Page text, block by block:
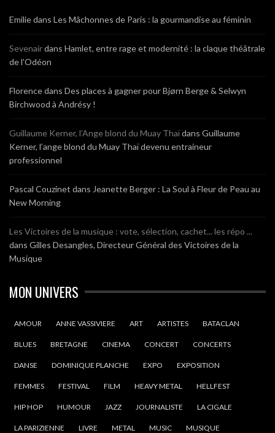
Emiliedans Les Mâchonnes de Paris : la gourmandise au féminin
Sevenairdans Hamlet, entre rage et modernité : la claque théâtrale
de l’Odéon
Florencedans Des places à gagner pour Bjørn Berge & Selwyn
Birchwood à Andrésy !
Guillaume Kerner, l’Ange blond du Muay Thaïdans Guillaume
Kerner, l’ange blond du Muay Thaï devenu entraineur
professionnel
Pascal Couzinet dans Jeanette Berger : La Soul à Fleur de Peau au
New Morning
Les Victoires de la musique : vote, sélection, cachet... les répo ...
dans Gilles Desangles, Directeur Général des Victoires de la
Musique
MON UNIVERS
AMOUR ANNE VASSIVIERE ART ARTISTES BATACLAN
BLUES BRETAGNE CINEMA CONCERT CONCERTS
DANSE DOMINIQUE PLANCHE EXPO EXPOSITION
FEMMES FESTIVAL FILM HEAVY METAL HELLFEST
HIP HOP HUMOUR JAZZ JOURNALISTE LA CIGALE
LA PARIZIENNE LIVRE METAL MUSIC MUSIQUE